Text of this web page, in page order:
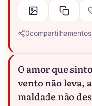
0compartilhamentos
O amor que
vento não leva,
maldade não